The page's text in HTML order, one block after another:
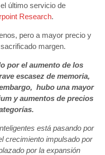
último servicio de
Research.
pero a mayor precio y
margen.
por el aumento de los
escasez de memoria,
hubo una mayor
y aumentos de precios
está pasando por
crecimiento impulsado por
por la expansión